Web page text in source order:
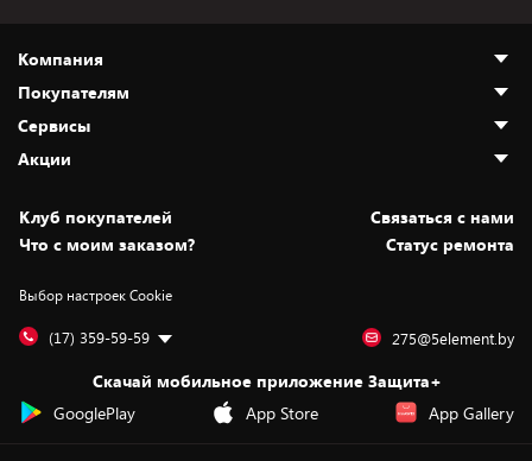
Компания
О нас
Адреса магазинов
Новости
Статьи и обзоры
Вакансии
Дай пять добру!
Покупателям
Как сделать заказ
Оплата и доставка
Безналичный расчёт
Обмен и возврат товара
Обработка персональных данных
Подарочные карты
Сервисы
Установка техники
Для игровых консолей
Для мобильных устройств
Для компьютеров
Сервисные центры
Акции
Скидки и промокоды
Белорусские товары
Бонусы
Оплата частями
Новинки
Клуб покупателей
Cвязаться с нами
Что с моим заказом?
Статус ремонта
Выбор настроек Cookie
(17) 359-59-59 275@5element.by
Скачай мобильное приложение Защита+
GooglePlay
App Store App Gallery